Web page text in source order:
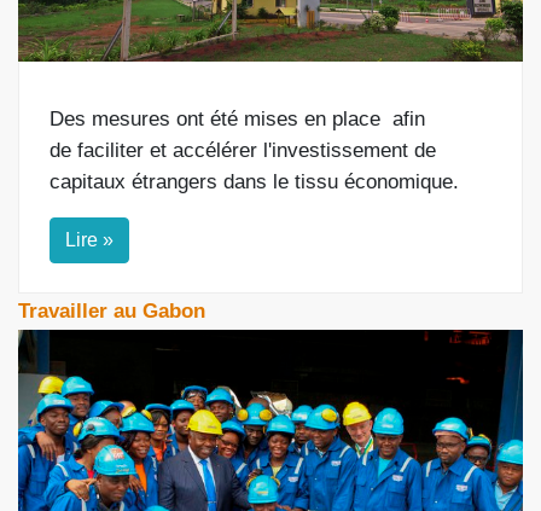
Des mesures ont été mises en place afin
de faciliter et accélérer l'investissement de
capitaux étrangers dans le tissu économique.
Lire »
Travailler au Gabon